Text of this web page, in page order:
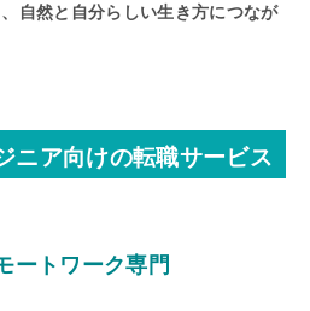
自然と自分らしい生き方につなが
ニア向けの転職サービス
ートワーク専門